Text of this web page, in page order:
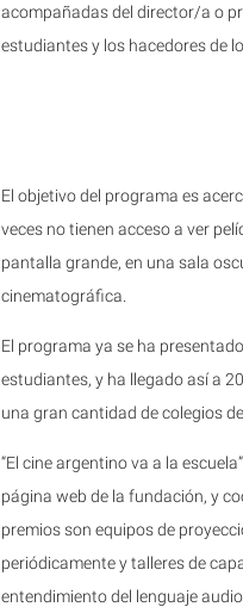
acompañadas del director/a o
estudiantes y los hacedores de
El objetivo del programa es
veces no tienen acceso a ver
pantalla grande, en una sala
cinematográfica.
El programa ya se ha
estudiantes, y ha llegado así a
una gran cantidad de colegios
“El cine argentino va a la
página web de la fundación, y
premios son equipos de
periódicamente y talleres de
entendimiento del lenguaje